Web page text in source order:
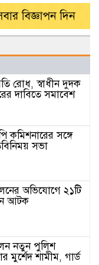
রোধ, স্বাধীন দুদক
দাবিতে সমাবেশ
কমিশনারের সঙ্গে
সভা
অভিযোগে ২১টি
আটক
নতুন পুলিশ
মুর্শেদ শামীম, গার্ড